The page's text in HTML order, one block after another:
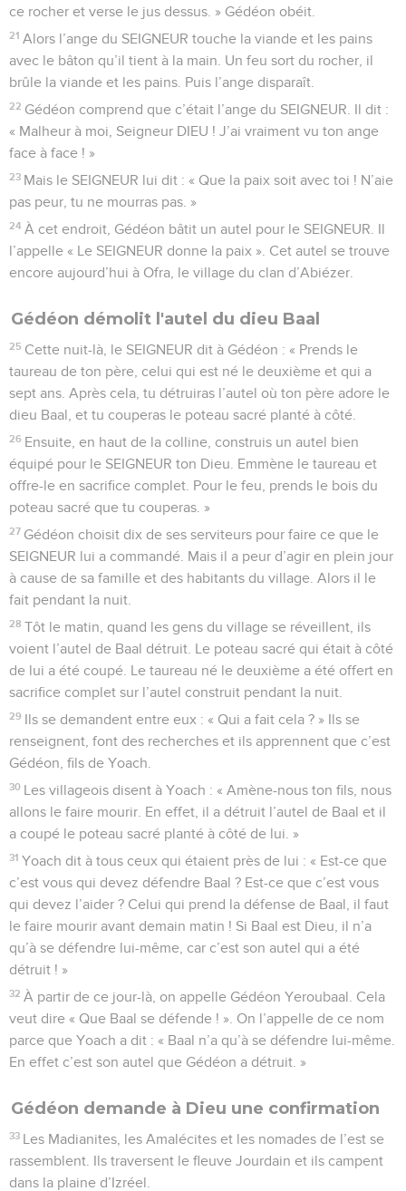
ce rocher et verse le jus dessus. » Gédéon obéit.
21 Alors l’ange du SEIGNEUR touche la viande et les pains
avec le bâton qu’il tient à la main. Un feu sort du rocher, il
brûle la viande et les pains. Puis l’ange disparaît.
22 Gédéon comprend que c’était l’ange du SEIGNEUR. Il dit :
« Malheur à moi, Seigneur DIEU ! J’ai vraiment vu ton ange
face à face ! »
23 Mais le SEIGNEUR lui dit : « Que la paix soit avec toi ! N’aie
pas peur, tu ne mourras pas. »
24 À cet endroit, Gédéon bâtit un autel pour le SEIGNEUR. Il
l’appelle « Le SEIGNEUR donne la paix ». Cet autel se trouve
encore aujourd’hui à Ofra, le village du clan d’Abiézer.
Gédéon démolit l'autel du dieu Baal
25 Cette nuit-là, le SEIGNEUR dit à Gédéon : « Prends le
taureau de ton père, celui qui est né le deuxième et qui a
sept ans. Après cela, tu détruiras l’autel où ton père adore le
dieu Baal, et tu couperas le poteau sacré planté à côté.
26 Ensuite, en haut de la colline, construis un autel bien
équipé pour le SEIGNEUR ton Dieu. Emmène le taureau et
offre-le en sacrifice complet. Pour le feu, prends le bois du
poteau sacré que tu couperas. »
27 Gédéon choisit dix de ses serviteurs pour faire ce que le
SEIGNEUR lui a commandé. Mais il a peur d’agir en plein jour
à cause de sa famille et des habitants du village. Alors il le
fait pendant la nuit.
28 Tôt le matin, quand les gens du village se réveillent, ils
voient l’autel de Baal détruit. Le poteau sacré qui était à côté
de lui a été coupé. Le taureau né le deuxième a été offert en
sacrifice complet sur l’autel construit pendant la nuit.
29 Ils se demandent entre eux : « Qui a fait cela ? » Ils se
renseignent, font des recherches et ils apprennent que c’est
Gédéon, fils de Yoach.
30 Les villageois disent à Yoach : « Amène-nous ton fils, nous
allons le faire mourir. En effet, il a détruit l’autel de Baal et il
a coupé le poteau sacré planté à côté de lui. »
31 Yoach dit à tous ceux qui étaient près de lui : « Est-ce que
c’est vous qui devez défendre Baal ? Est-ce que c’est vous
qui devez l’aider ? Celui qui prend la défense de Baal, il faut
le faire mourir avant demain matin ! Si Baal est Dieu, il n’a
qu’à se défendre lui-même, car c’est son autel qui a été
détruit ! »
32 À partir de ce jour-là, on appelle Gédéon Yeroubaal. Cela
veut dire « Que Baal se défende ! ». On l’appelle de ce nom
parce que Yoach a dit : « Baal n’a qu’à se défendre lui-même.
En effet c’est son autel que Gédéon a détruit. »
Gédéon demande à Dieu une confirmation
33 Les Madianites, les Amalécites et les nomades de l’est se
rassemblent. Ils traversent le fleuve Jourdain et ils campent
dans la plaine d’Izréel.